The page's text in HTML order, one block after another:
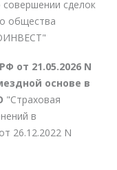
сделок
общества
от 21.05.2026 N
основе в
"Страховая
в
26.12.2022 N